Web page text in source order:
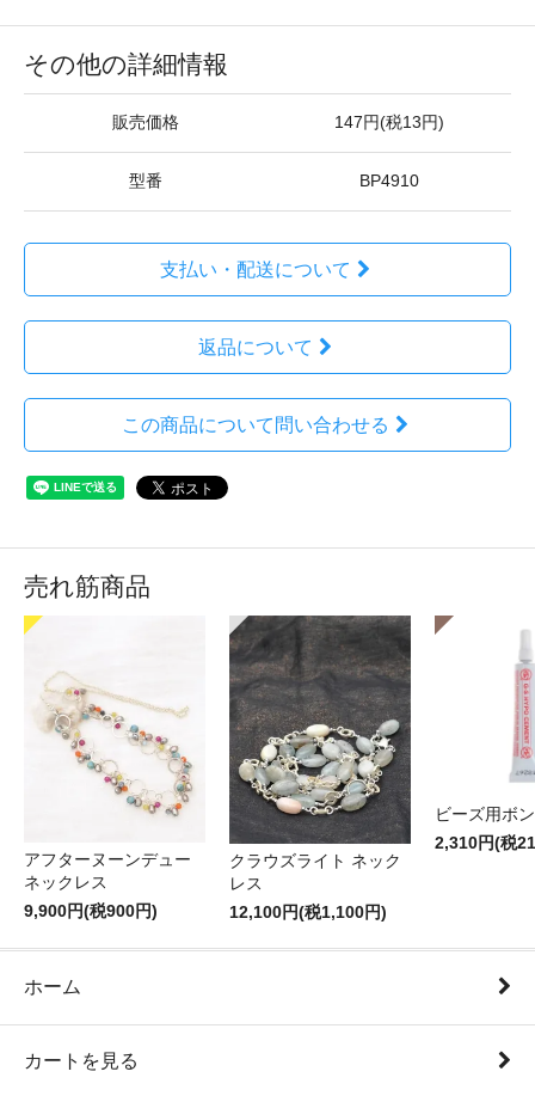
その他の詳細情報
販売価格 147円(税13円)
型番 BP4910
支払い・配送について
返品について
この商品について問い合わせる
売れ筋商品
アフターヌーンデュー
ネックレス
9,900円(税900円)
クラウズライト ネック
レス
12,100円(税1,100円)
ビーズ用ボ
2,310円(税
ホーム
カートを見る